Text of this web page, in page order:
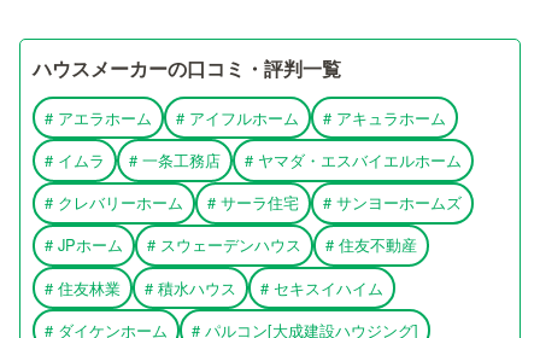
ハウスメーカーの口コミ・評判一覧
# アエラホーム # アイフルホーム # アキュラホーム
# イムラ # 一条工務店 # ヤマダ・エスバイエルホーム
# クレバリーホーム # サーラ住宅 # サンヨーホームズ
# JPホーム # スウェーデンハウス # 住友不動産
# 住友林業 # 積水ハウス # セキスイハイム
# ダイケンホーム # パルコン[大成建設ハウジング]